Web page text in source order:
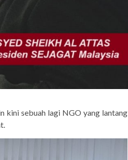
kini sebuah lagi NGO yang lantang